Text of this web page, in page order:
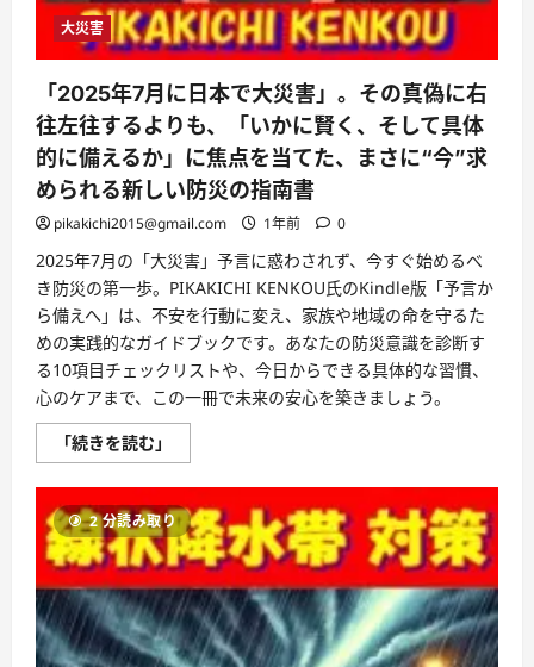
社
会
を
こ
う！』
が
今、
な
ぜ
必
読
な
か？
に
つ
い
て
さ
ら
に
読
む
大災害
「2025年7月に日本で大災害」。その真偽に右
往左往するよりも、「いかに賢く、そして具体
的に備えるか」に焦点を当てた、まさに“今”求
められる新しい防災の指南書
pikakichi2015@gmail.com 1年前 0
2025年7月の「大災害」予言に惑わされず、今すぐ始めるべ
き防災の第一歩。PIKAKICHI KENKOU氏のKindle版「予言か
ら備えへ」は、不安を行動に変え、家族や地域の命を守るた
めの実践的なガイドブックです。あなたの防災意識を診断す
る10項目チェックリストや、今日からできる具体的な習慣、
心のケアまで、この一冊で未来の安心を築きましょう。
「続きを読む」
年
月
に
日
本
で
大
災
害」。
そ
の
真
2 分読み取り